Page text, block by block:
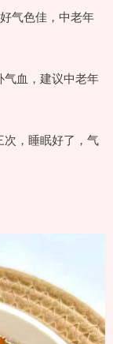
气色佳，中老年
血，建议中老年
，睡眠好了，气